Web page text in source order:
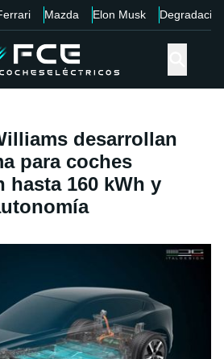
Mazda Elon Musk Degradación
desarrollan
para coches
hasta 160 kWh y